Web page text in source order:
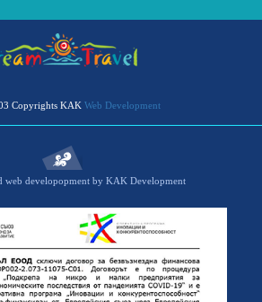
Copyrights KAK Web Development
web developopment by KAK Development